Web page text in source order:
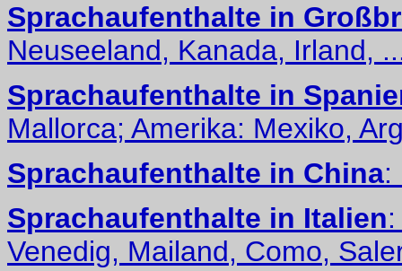
Sprachaufenthalte in
Neuseeland, Kanada, Irland,
Sprachaufenthalte in
Mallorca; Amerika: Mexiko,
Sprachaufenthalte in China:
Sprachaufenthalte in Italien
Venedig, Mailand, Como,